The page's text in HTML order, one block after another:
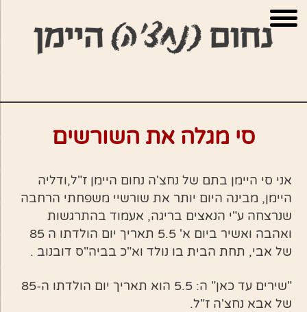
עבור
לתוכן
צור
קשר
סי מגלה את השורשים
אני סי היימן בתם של נחצ'ה נחום היימן ז"ל,ודליה
היימן, מבינה היום יותר את שורשיי משפחתי הרחבה
שנרצחה ע"י הנאצים בריגה, אעמוד בהתרגשות
ואהבה ואשיר ביום א' 5.5 תאריך יום הולדתו ה 85
של אבי, תחת הבית בו נולד וא"כ בביה"ס דובנוב .
"שירים עד כאן" ה: 5.5 הוא תאריך יום הולדתו ה-85
של אבא נחצ'ה ז"ל.